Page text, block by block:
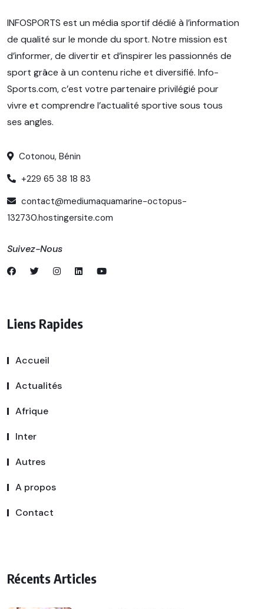
INFOSPORTS est un média sportif dédié à l’information
de qualité sur le monde du sport. Notre mission est
d’informer, de divertir et d’inspirer les passionnés de
sport grâce à un contenu riche et diversifié. Info-
Sports.com, c’est votre partenaire privilégié pour
vivre et comprendre l’actualité sportive sous tous
ses angles.
Cotonou, Bénin
+229 65 38 18 83
contact@mediumaquamarine-octopus-
132730.hostingersite.com
Suivez-Nous
Liens Rapides
Accueil
Actualités
Afrique
Inter
Autres
A propos
Contact
Récents Articles